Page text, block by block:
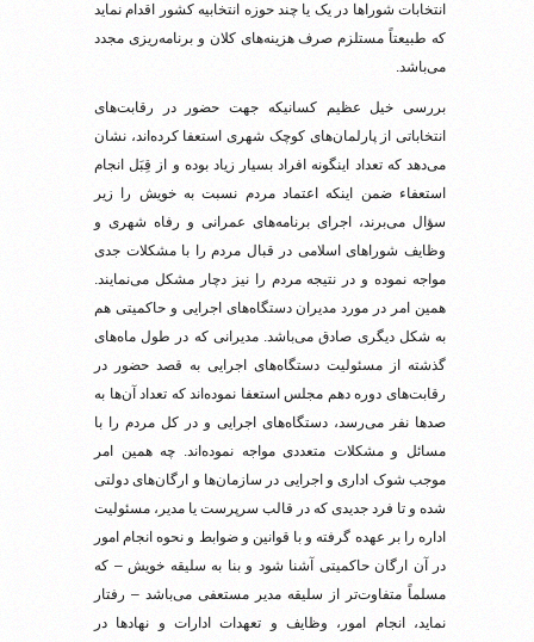
انتخابات شوراها در یک یا چند حوزه انتخابیه کشور اقدام نماید
که طبیعتاً مستلزم صرف هزینه‌های کلان و برنامه‌ریزی مجدد
می‌باشد.
بررسی خیل عظیم کسانیکه جهت حضور در رقابت‌های
انتخاباتی از پارلمان‌های کوچک شهری استعفا کرده‌اند، نشان
می‌دهد که تعداد اینگونه افراد بسیار زیاد بوده و از قِبَل انجام
استعفاء ضمن اینکه اعتماد مردم نسبت به خویش را زیر
سؤال می‌برند، اجرای برنامه‌های عمرانی و رفاه شهری و
وظایف شوراهای اسلامی در قبال مردم را با مشکلات جدی
مواجه نموده و در نتیجه مردم را نیز دچار مشکل می‌نمایند.
همین امر در مورد مدیران دستگاه‌های اجرایی و حاکمیتی هم
به شکل دیگری صادق می‌باشد. مدیرانی که در طول ماه‌های
گذشته از مسئولیت دستگاه‌های اجرایی به قصد حضور در
رقابت‌های دوره دهم مجلس استعفا نموده‌اند که تعداد آن‌ها به
صدها نفر می‌رسد، دستگاه‌های اجرایی و در کل مردم را با
مسائل و مشکلات متعددی مواجه نموده‌اند. چه همین امر
موجب شوک اداری و اجرایی در سازمان‌ها و ارگان‌های دولتی
شده و تا فرد جدیدی که در قالب سرپرست یا مدیر، مسئولیت
اداره را بر عهده گرفته و با قوانین و ضوابط و نحوه انجام امور
در آن ارگان حاکمیتی آشنا شود و بنا به سلیقه خویش – که
مسلماً متفاوت‌تر از سلیقه مدیر مستعفی می‌باشد – رفتار
نماید، انجام امور، وظایف و تعهدات ادارات و نهادها در